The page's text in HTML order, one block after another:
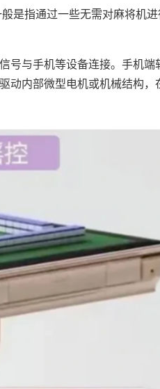
是指通过一些无需对麻将机
号与手机等设备连接。手机端
动内部微型电机或机械结构，